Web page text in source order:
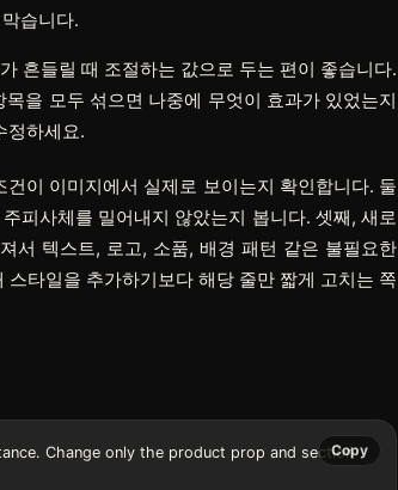
습니다.
흔들릴 때 조절하는 값으로 두는 편이 좋습니다.
을 모두 섞으면 나중에 무엇이 효과가 있었는지
정하세요.
이 이미지에서 실제로 보이는지 확인합니다. 둘
피사체를 밀어내지 않았는지 봅니다. 셋째, 새로
서 텍스트, 로고, 소품, 배경 패턴 같은 불필요한
타일을 추가하기보다 해당 줄만 짧게 고치는 쪽
Change only the product prop and section
Copy